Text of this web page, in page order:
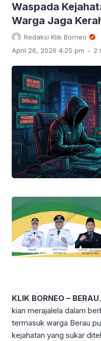
Waspada
Warga Jaga
Redaksi Klik Borneo
April 26, 2026 4:25 pm . 2
KLIK BORNEO – BERAU
kian merajalela dalam
termasuk warga Berau
kejahatan yang sukar